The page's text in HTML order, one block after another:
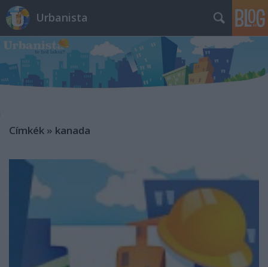
Urbanista
Címkék » kanada